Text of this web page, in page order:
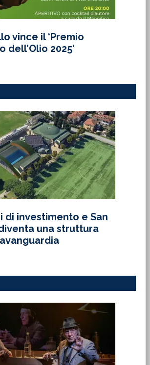
vince il ‘Premio
dell’Olio 2025’
di investimento e San
una struttura